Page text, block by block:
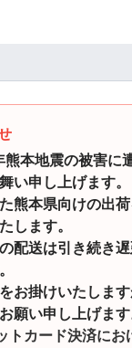
本地震の被害に
い申し上げます。
熊本県向けの出
します。
配送は引き続き
お掛けいたしま
願い申し上げます
トカード決済にお